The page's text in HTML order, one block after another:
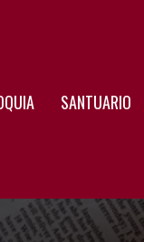
SANTUARIO